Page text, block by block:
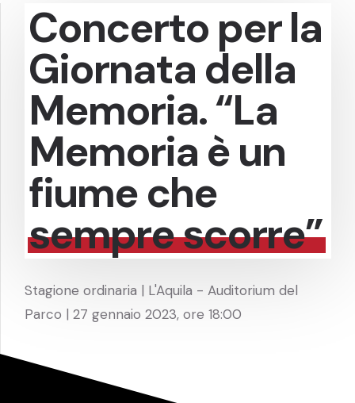
Concerto per la
Giornata della
Memoria. “La
Memoria è un
fiume che
sempre scorre”
Stagione ordinaria | L'Aquila - Auditorium del
Parco | 27 gennaio 2023, ore 18:00